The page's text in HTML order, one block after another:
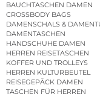
BAUCHTASCHEN DAMEN
CROSSBODY BAGS
DAMENSCHALS &
DAMENTASCHEN
HANDSCHUHE DAMEN
HERREN REISETASCHEN
KOFFER UND TROLLEYS
HERREN KULTURBEUTEL
REISEGEPÄCK DAMEN
TASCHEN FÜR HERREN